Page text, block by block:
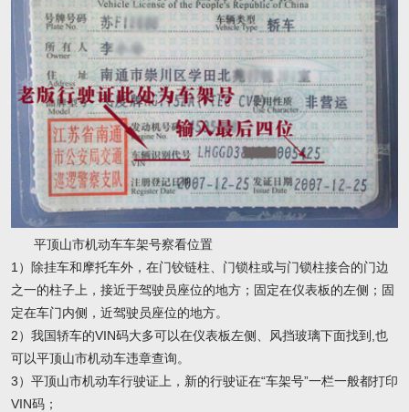
平顶山市机动车车架号察看位置
1）除挂车和摩托车外，在门铰链柱、门锁柱或与门锁柱接合的门边
之一的柱子上，接近于驾驶员座位的地方；固定在仪表板的左侧；固
定在车门内侧，近驾驶员座位的地方。
2）我国轿车的VIN码大多可以在仪表板左侧、风挡玻璃下面找到,也
可以平顶山市机动车违章查询。
3）平顶山市机动车行驶证上，新的行驶证在“车架号”一栏一般都打印
VIN码；